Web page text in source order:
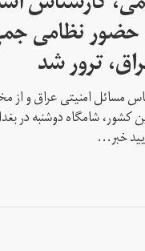
حضور نظامی
ترور شد
مسائل امنیتی عراق و از
شامگاه دوشنبه در
خبر...